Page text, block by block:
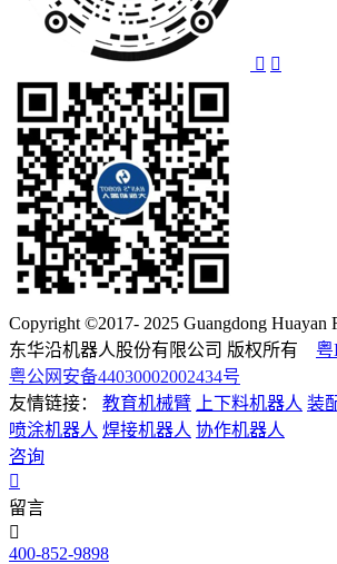
Copyright ©2017- 2025 Guangdong Huayan
东华沿机器人股份有限公司 版权所有 粤
粤公网安备44030002002434号
友情链接：
教育机械臂 上下料机器人 装
喷涂机器人 焊接机器人 协作机器人
咨询
留言
400-852-9898